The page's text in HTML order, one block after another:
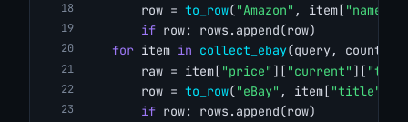
        row =
to_row("Amazon" , item[ "name"
if row: rows.append(row)
for item in collect_ebay(query,
        raw = item[
"price" ][ "current" ][ "to"
        row =
to_row("eBay" , item[ "title"
if row: rows.append(row)